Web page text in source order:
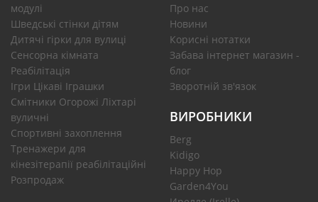
модулі
Шведські стінки дітям
Дитячі гірки для вулиці
Сенсорна кімната
Реабілітація
Ігри Цікаві Іграшки
Смітники Огорожі Ліхтарі
вуличні
Спортивні захоплення
Тренажери для
кінезітерапії реабілітаційні
Розпродаж
Про нас
Новини
Корисні нотатки
Забава інтернет магазин -
блог
Зворотній зв'язок
ВИРОБНИКИ
Berg
Kidigo
Happy Hop
Garden4You